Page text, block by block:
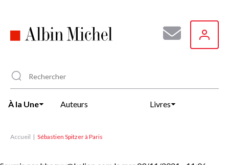
principal
À la Une Auteurs Livres
Accueil Sébastien Spitzer à Paris